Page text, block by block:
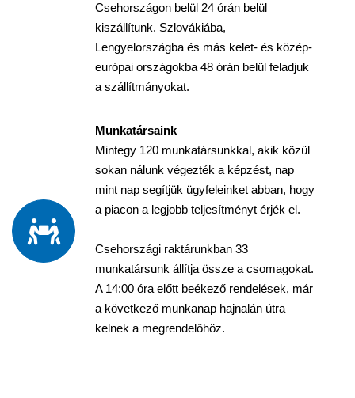
Csehországon belül 24 órán belül
kiszállítunk. Szlovákiába,
Lengyelországba és más kelet- és közép-
európai országokba 48 órán belül feladjuk
a szállítmányokat.
Munkatársaink
Mintegy 120 munkatársunkkal, akik közül
sokan nálunk végezték a képzést, nap
mint nap segítjük ügyfeleinket abban, hogy
a piacon a legjobb teljesítményt érjék el.
Csehországi raktárunkban 33
munkatársunk állítja össze a csomagokat.
A 14:00 óra előtt beékező rendelések, már
a következő munkanap hajnalán útra
kelnek a megrendelőhöz.